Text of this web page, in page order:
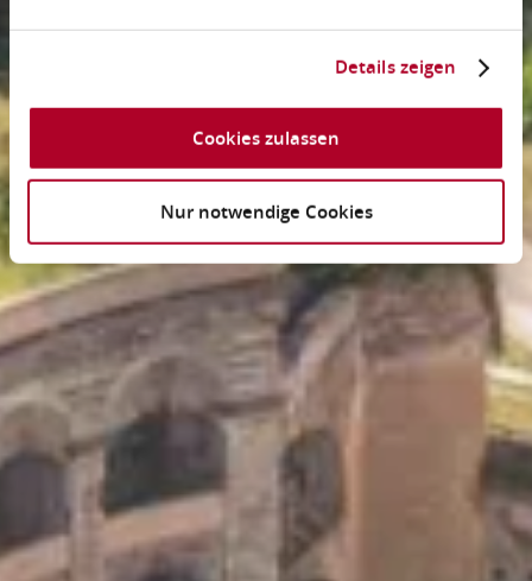
Details zeigen
Cookies zulassen
Nur notwendige Cookies